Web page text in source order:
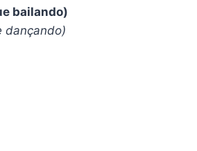
bailando)
dançando)